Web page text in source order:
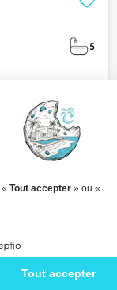
5